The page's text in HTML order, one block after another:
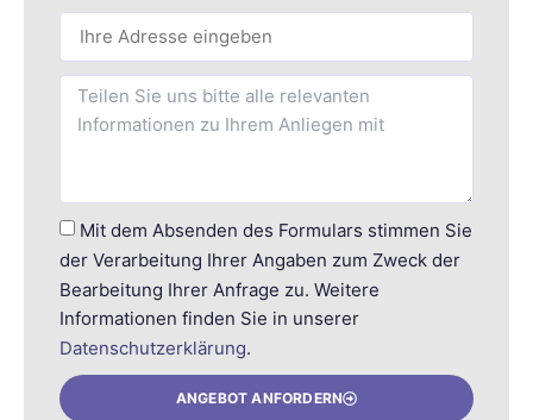
Mit dem Absenden des Formulars stimmen Sie
der Verarbeitung Ihrer Angaben zum Zweck der
Bearbeitung Ihrer Anfrage zu. Weitere
Informationen finden Sie in unserer
Datenschutzerklärung.
ANGEBOT ANFORDERN